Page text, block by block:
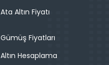
Ata Altın Fiyatı
Gümüş Fiyatları
Altın Hesaplama